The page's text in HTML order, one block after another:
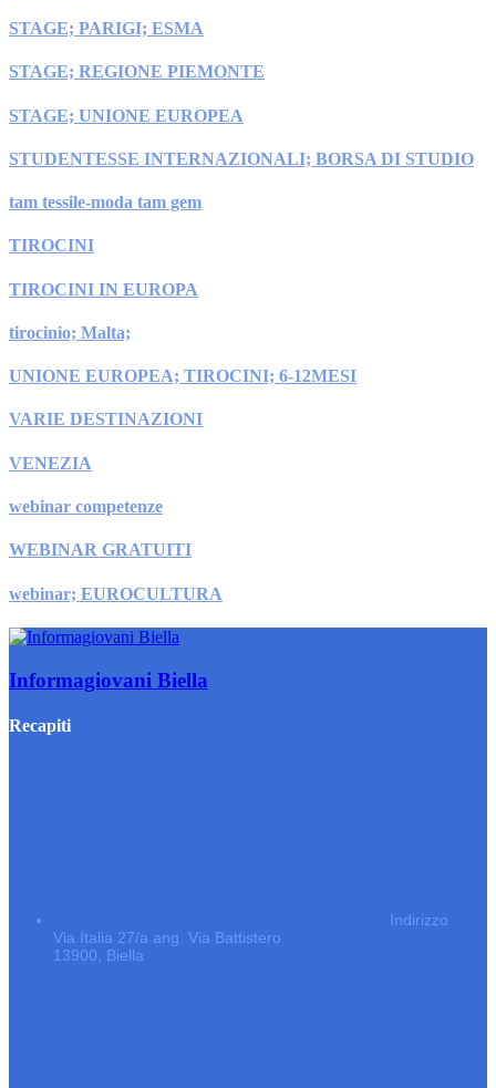
STAGE; PARIGI; ESMA
STAGE; REGIONE PIEMONTE
STAGE; UNIONE EUROPEA
STUDENTESSE INTERNAZIONALI; BORSA DI STUDIO
tam tessile-moda tam gem
TIROCINI
TIROCINI IN EUROPA
tirocinio; Malta;
UNIONE EUROPEA; TIROCINI; 6-12MESI
VARIE DESTINAZIONI
VENEZIA
webinar competenze
WEBINAR GRATUITI
webinar; EUROCULTURA
Informagiovani Biella
Recapiti
Indirizzo
Via Italia 27/a ang. Via Battistero
13900, Biella